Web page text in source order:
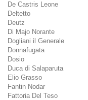
De Castris Leone
Deltetto
Deutz
Di Majo Norante
Dogliani il Generale
Donnafugata
Dosio
Duca di Salaparuta
Elio Grasso
Fantin Nodar
Fattoria Del Teso